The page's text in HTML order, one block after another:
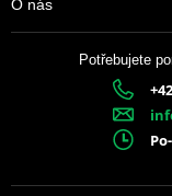
Černé provedení–
O nás
Potřebujete